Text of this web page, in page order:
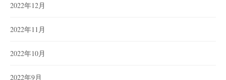
2022年12月
2022年11月
2022年10月
2022年9月